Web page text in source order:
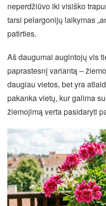
neperdžiūvo iki visiško
tarsi pelargonijų laikymas
patirties.
Aš daugumai augintojų vis
paprastesnį variantą –
daugiau vietos, bet yra
pakanka vietų, kur galima
žiemojimą verta pasidaryti